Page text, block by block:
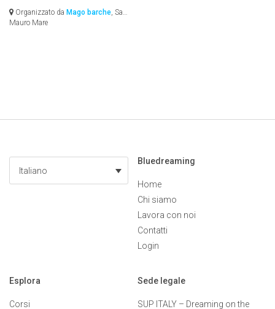
Organizzato da Mago barche , San
Mauro Mare
Italiano
Bluedreaming
Home
Chi siamo
Lavora con noi
Contatti
Login
Esplora
Corsi
Sede legale
SUP ITALY – Dreaming on the